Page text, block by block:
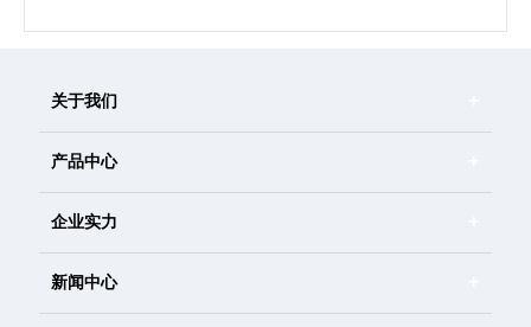
关于我们
产品中心
企业实力
新闻中心